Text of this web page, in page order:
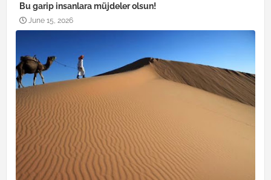
Bu garip insanlara müjdeler olsun!
June 15, 2026